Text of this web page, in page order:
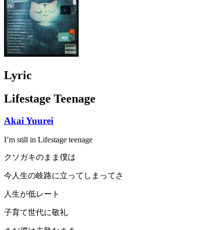
Lyric
Lifestage Teenage
Akai Yuurei
I’m still in Lifestage teenage
クソガキのまま僕は
今人生の岐路に立ってしまってさ
人生が低レート
子育て世代に敬礼